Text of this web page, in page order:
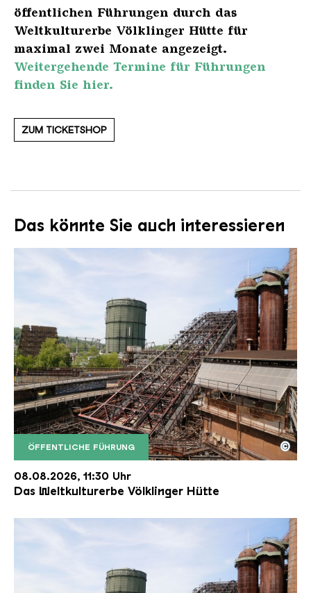
öffentlichen Führungen durch das
Weltkulturerbe Völklinger Hütte für
maximal zwei Monate angezeigt.
Weitergehende Termine für Führungen
finden Sie hier.
ZUM TICKETSHOP
Das könnte Sie auch interessieren
ÖFFENTLICHE FÜHRUNG
Der Erzschrägaufzug der Völklinger Hütte mit
Copyright: Weltkulturerbe Völklinger Hütte | Karl
©
08.08.2026, 11:30 Uhr
Das Weltkulturerbe Völklinger Hütte